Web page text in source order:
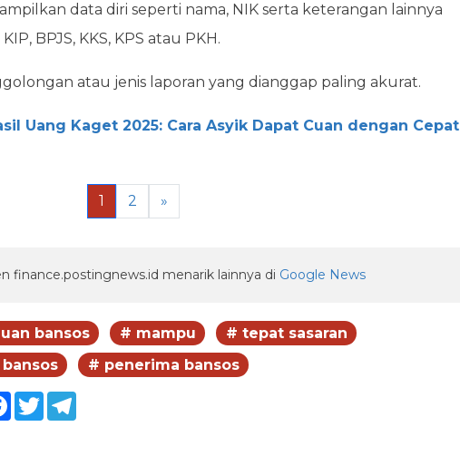
data diri seperti nama, NIK serta keterangan lainnya
BPJS, KKS, KPS atau PKH.
atau jenis laporan yang dianggap paling akurat.
Uang Kaget 2025: Cara Asyik Dapat Cuan dengan Cepat
1 2 »
finance.postingnews.id menarik lainnya di Google News
bansos # mampu
# tepat sasaran
# penerima bansos
Facebook
TwitterTelegram